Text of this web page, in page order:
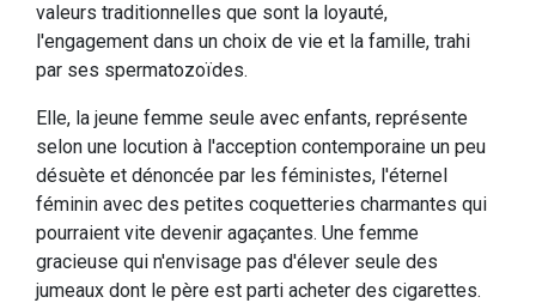
valeurs traditionnelles que sont la loyauté,
l'engagement dans un choix de vie et la famille, trahi
par ses spermatozoïdes.
Elle, la jeune femme seule avec enfants, représente
selon une locution à l'acception contemporaine un peu
désuète et dénoncée par les féministes, l'éternel
féminin avec des petites coquetteries charmantes qui
pourraient vite devenir agaçantes. Une femme
gracieuse qui n'envisage pas d'élever seule des
jumeaux dont le père est parti acheter des cigarettes.